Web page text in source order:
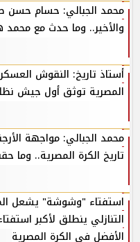
محمد الجبالي: حسام حسن
والأخير.. وما حدث مع محمد
أستاذ تاريخ: النقوش
المصرية توثق أول جيش
محمد الجبالي: مواجهة
تاريخ الكرة المصرية.. وما
استفتاء "وشوشة" يشعل
التنازلي ينطلق لأكبر
الأفضل في الكرة المصرية